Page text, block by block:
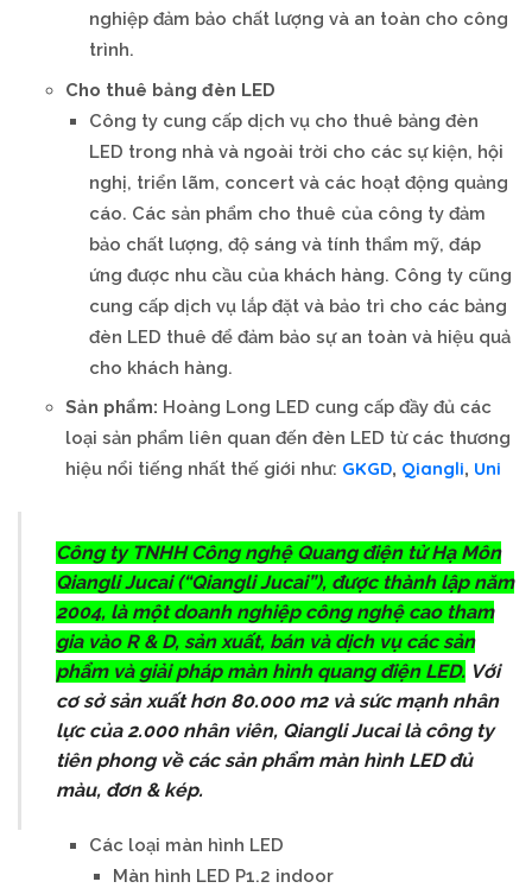
nghiệp đảm bảo chất lượng và an toàn cho công
trình.
Cho thuê bảng đèn LED
Công ty cung cấp dịch vụ cho thuê bảng đèn
LED trong nhà và ngoài trời cho các sự kiện, hội
nghị, triển lãm, concert và các hoạt động quảng
cáo. Các sản phẩm cho thuê của công ty đảm
bảo chất lượng, độ sáng và tính thẩm mỹ, đáp
ứng được nhu cầu của khách hàng. Công ty cũng
cung cấp dịch vụ lắp đặt và bảo trì cho các bảng
đèn LED thuê để đảm bảo sự an toàn và hiệu quả
cho khách hàng.
Sản phẩm: Hoàng Long LED cung cấp đầy đủ các
loại sản phẩm liên quan đến đèn LED từ các thương
hiệu nổi tiếng nhất thế giới như: GKGD, Qiangli, Uni
Công ty TNHH Công nghệ Quang điện tử Hạ Môn
Qiangli Jucai (“Qiangli Jucai”), được thành lập năm
2004, là một doanh nghiệp công nghệ cao tham
gia vào R & D, sản xuất, bán và dịch vụ các sản
phẩm và giải pháp màn hình quang điện LED. Với
cơ sở sản xuất hơn 80.000 m2 và sức mạnh nhân
lực của 2.000 nhân viên, Qiangli Jucai là công ty
tiên phong về các sản phẩm màn hình LED đủ
màu, đơn & kép.
Các loại màn hình LED
Màn hình LED P1.2 indoor